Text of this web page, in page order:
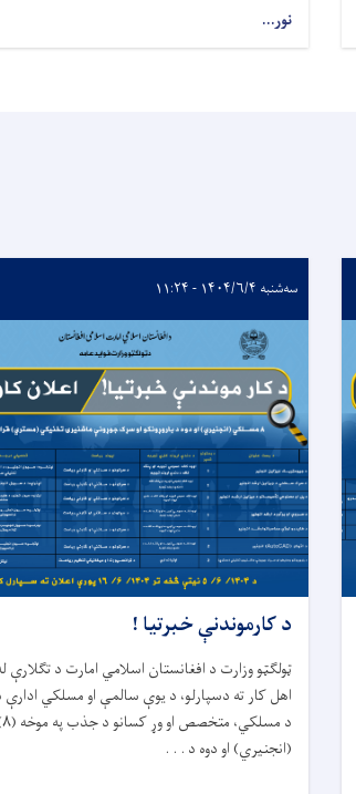
نور...
سه‌شنبه ۱۴۰۴/۶/۴ - ۱۱:۲۴
د کارموندنې خبرتیا !
ټولګټو وزارت د افغانستان اسلامي امارت د تگلارې
اهل کار ته دسپارلو، د يوې سالمې او مسلکي ادارې
د مسلکي، متخصص او وړ کسانو د جذب په موخه (۸)
(انجنيري) او دوه د . . .